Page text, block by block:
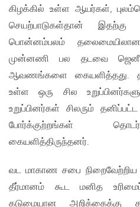
கிழக்கில் உள்ள ஆயர்கள்,
செயற்பாடுகள்தான் இதற்கு
பொன்னம்பலம்
முன்னணி பல தடவை
ஆவணங்களை கையளித்தது.
உள்ள ஒரு சில
உறுப்பினர்கள் சிலரும்
போர்க்குற்றங்கள்
கையளித்திருந்தனர்.
வட மாகாண சபை
தீர்மானம் கூட மனித
கடுமையான அறிக்கைக்கு